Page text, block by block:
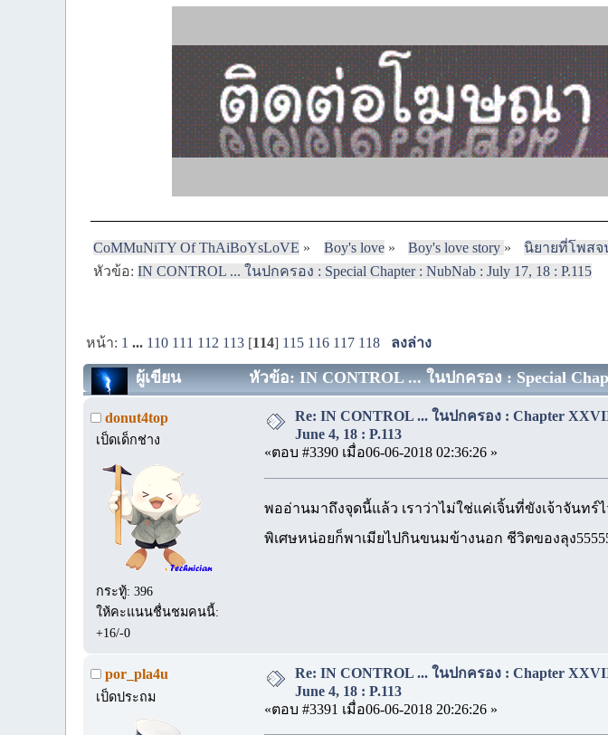
CoMMuNiTY Of ThAiBoYsLoVE » Boy's love» Boy's love story » นิยายที่โพสจ
หัวข้อ:IN CONTROL ... ในปกครอง : Special Chapter : NubNab : July 17, 18 : P.115
หน้า: 1 ... 110 111 112 113 [114] 115 116 117 118 ลงล่าง
ผู้เขียน หัวข้อ: IN CONTROL ... ในปกครอง : Special
donut4top
เป็ดเด็กช่าง
กระทู้: 396
ให้คะแนนชื่นชมคนนี้:
+16/-0
Re: IN CONTROL ... ในปกครอง : Chapter
June 4, 18 : P.113
«ตอบ #3390 เมื่อ06-06-2018 02:36:26 »
พออ่านมาถึงจุดนี้แล้ว เราว่าไม่ใช่แค่เจิ้นที่ขังเจ้าจันท
พิเศษหน่อยก็พาเมียไปกินขนมข้างนอก ชีวิตของลุง
por_pla4u
เป็ดประถม
Re: IN CONTROL ... ในปกครอง : Chapter
June 4, 18 : P.113
«ตอบ #3391 เมื่อ06-06-2018 20:26:26 »